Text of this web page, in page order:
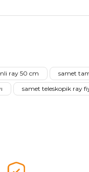
Ürünü
ray 50 cm samet
samet teleskopik ray